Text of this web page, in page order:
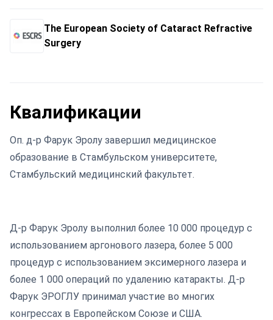
The European Society of Cataract Refractive
Surgery
Квалификации
Оп. д-р Фарук Эролу завершил медицинское
образование в Стамбульском университете,
Стамбульский медицинский факультет.
Д-р Фарук Эролу выполнил более 10 000 процедур с
использованием аргонового лазера, более 5 000
процедур с использованием эксимерного лазера и
более 1 000 операций по удалению катаракты. Д-р
Фарук ЭРОГЛУ принимал участие во многих
конгрессах в Европейском Союзе и США.